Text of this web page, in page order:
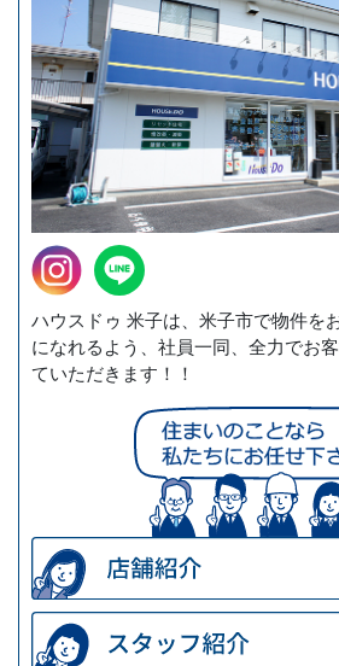
ハウスドゥ 米子は、米子市で物件を
になれるよう、社員一同、全力でお
ていただきます！！